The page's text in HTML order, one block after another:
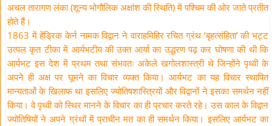
अचल तारागण लंका (शून्य भोगौलिक अक्षांश की स्थिति) में पश्चिम की ओर जाते प्रतीत
होते हैं।
1863 में हेंड्रिक केर्न नामक विद्वान ने वाराहमिहिर रचित ग्रंथ ‘बृहत्संहिता’ की भट्ट
उत्पल कृत टीका में आर्यभटीय की उक्त आर्या का उद्धरण पढ़ कर घोषणा की थी कि
आर्यभट इस देश में प्रथम तथा संभवतः अकेले खगोलशास्त्री थे जिन्होंने पृथ्वी के
अपने ही अक्ष पर घूमने का विचार व्यक्त किया। आर्यभट का यह विचार स्थापित
मान्यताओं के खिलाफ था इसलिए ज्योतिषशास्त्रियों और विद्वानों ने इसका समर्थन नहीं
किया। वे पृथ्वी को स्थिर मानने के विचार का ही प्रचार करते रहे। उस काल के विद्वान
ज्योतिषियों ने अपने ग्रंथों में प्राचीन मत का ही समर्थन किया। इसलिए आर्यभट का